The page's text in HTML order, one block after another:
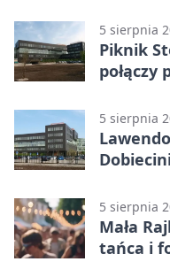
5 sierpnia
Piknik
połączy
5 sierpnia
5 sierpnia
Mała
tańca i